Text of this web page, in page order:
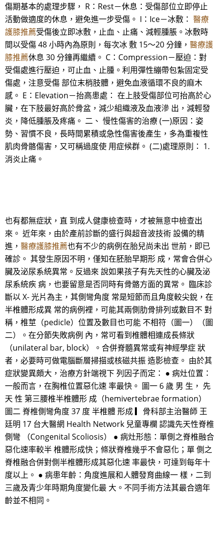
傷期基本的處理步驟， R：Rest－休息：受傷部位立即停止
活動做適度的休息，避免進一步受傷。 I：Ice－冰敷： 醫療
護膝推薦受傷後立即冰敷，止血、止痛、減輕腫脹。冰敷時
間以受傷 48 小時內為原則，每次冰 敷 15～20 分鐘， 醫療護
膝推薦休息 30 分鐘再繼續。 C：Compression－壓迫：對
受傷處進行壓迫，可止血、止腫。利用彈性繃帶包紮固定受
傷處，注意受傷 部位末梢肢體，避免血液循環不良的麻木
感。 E：Elevation－抬高患處： 在上肢受傷部位可抬高於心
臟，在下肢最好高於骨盆，減少組織液及血液滲 出，減輕發
炎，降低腫脹及疼痛。 二、 慢性傷害的治療 (一)原因：姿
勢、習慣不良，長時間累積或急性傷害後產生，多為重複性
肌肉骨骼傷害，又可稱過度使 用症候群。 (二)處理原則： 1.
消炎止痛。
也有都無症狀，直 到成人健康檢查時，才被無意中檢查出
來。 近年來，由於產前診斷的盛行與超音波技術 設備的精
進， 醫療護膝推薦也有不少的病例在胎兒尚未出 世前，即已
確診。 其發生原因不明，僅知在胚胎早期形 成，常會合併心
臟及泌尿系統異常。反過來 說如果孩子有先天性的心臟及泌
尿系統疾 病，也要留意是否同時有骨骼方面的異常。 臨床診
斷以 X- 光片為主，其側彎角度 常是短節而且角度較尖銳，在
半椎體形成異 常的病例裡，可能其兩側肋骨排列或數目不 對
稱，椎莖（pedicle）位置及數目也可能 不相符（圖一）（圖
二）。在分節失敗病例 內，常可看到椎體相連成長條狀
（unilateral bar, block）。合併脊髓異常或有神經學症 狀
者，必要時可做電腦斷層掃描或核磁共振 造影檢查。 由於其
症狀變異頗大，治療方針端視下 列因子而定： ● 病灶位置：
一般而言，在胸椎位置惡化速 率最快。 圖一 6 歲 男 生， 先
天 性 第三腰椎半椎體形 成（hemivertebrae formation）
圖二 脊椎側彎角度 37 度 半椎體 形成 ▎骨科部主治醫師 王
廷明 17 台大醫網 Health Network 兒童專欄 認識先天性脊椎
側彎 （Congenital Scoliosis） ● 病灶形態：單側之脊椎融合
惡化速率較半 椎體形成快；條狀脊椎幾乎不會惡化；單 側之
脊椎融合併對側半椎體形成其惡化速 率最快，可達到每年十
度以上。 ● 病患年齡：角度進展和人體發育曲線一 樣，二到
三歲及青少年時期角度變化最 大。不同手術方法其最合適年
齡並不相同。